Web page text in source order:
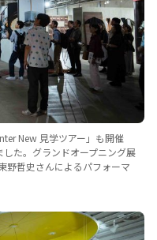
New 見学ツアー」も開催
た。グランドオープニング展
野哲史さんによるパフォーマ